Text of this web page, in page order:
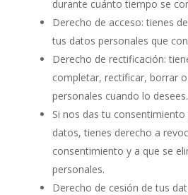
durante cuánto tiempo se
Derecho de acceso: tienes
tus datos personales que
Derecho de rectificación:
completar, rectificar, borrar
personales cuando lo desees.
Si nos das tu
datos, tienes derecho a
consentimiento y a que se
personales.
Derecho de cesión de tus